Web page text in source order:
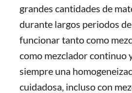
grandes cantidades de
durante largos periodos
funcionar tanto como
como mezclador continuo
siempre una
cuidadosa, incluso con